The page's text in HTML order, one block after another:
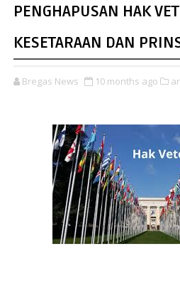
PENGHAPUSAN HAK
KESETARAAN DAN
Bregas News 10 months ago